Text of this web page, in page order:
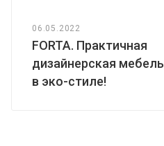
06.05.2022
FORTA. Практичная
дизайнерская мебель
в эко-стиле!